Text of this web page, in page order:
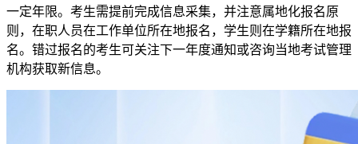
一定年限。考生需提前完成信息采集，并注意属地化报名原
则，在职人员在工作单位所在地报名，学生则在学籍所在地报
名。错过报名的考生可关注下一年度通知或咨询当地考试管理
机构获取新信息。